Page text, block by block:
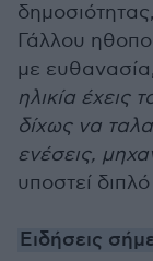
Γάλλου
με
ηλικία έχεις
δίχως να
ενέσεις,
υποστεί
Ειδήσεις